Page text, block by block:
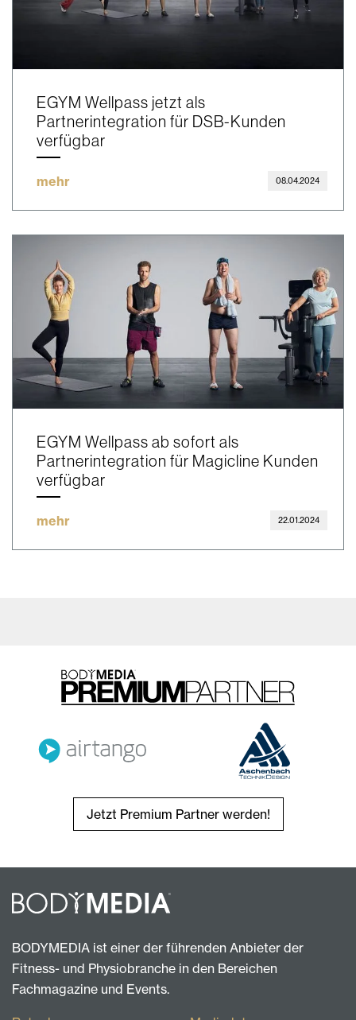
EGYM Wellpass jetzt als
Partnerintegration für DSB-Kunden
verfügbar
mehr 08.04.2024
EGYM Wellpass ab sofort als
Partnerintegration für Magicline Kunden
verfügbar
mehr 22.01.2024
Jetzt Premium Partner werden!
BODYMEDIA ist einer der führenden Anbieter der
Fitness- und Physiobranche in den Bereichen
Fachmagazine und Events.